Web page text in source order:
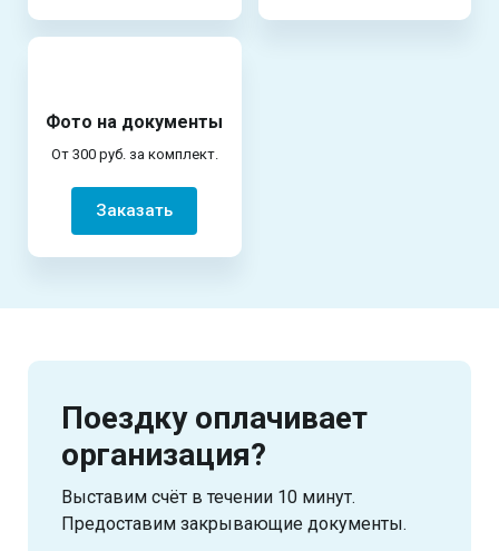
Фото на документы
От 300 руб. за комплект.
Заказать
Поездку оплачивает
организация?
Выставим счёт в течении 10 минут.
Предоставим закрывающие документы.